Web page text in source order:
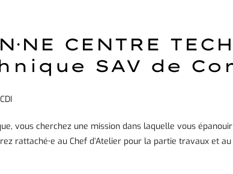
CENTRE
SAV de
vous cherchez une mission dans laquelle vous
rattaché⸱e au Chef d’Atelier pour la partie travaux et